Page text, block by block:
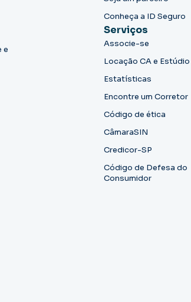
e
Conheça a ID Seguro
Serviços
Associe-se
Locação CA e Estúdio
Estatísticas
Encontre um Corretor
Código de ética
CâmaraSIN
Credicor-SP
Código de Defesa do
Consumidor